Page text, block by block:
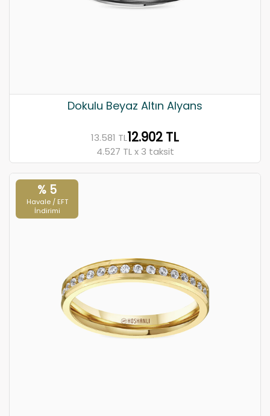
Dokulu Beyaz Altın Alyans
13.581 TL12.902 TL
4.527 TL x 3 taksit
% 5
Havale / EFT
İndirimi